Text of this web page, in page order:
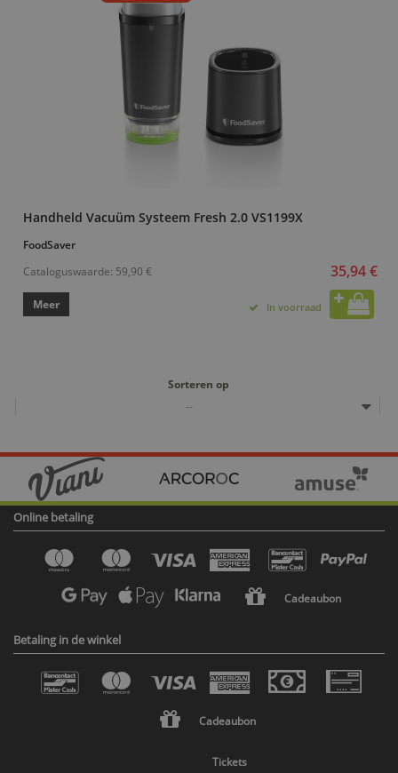
Handheld Vacuüm Systeem Fresh 2.0 VS1199X
FoodSaver
Cataloguswaarde: 59,90 € 35,94 €
Meer In voorraad
Sorteren op
--
Online betaling
Cadeaubon
Betaling in de winkel
Cadeaubon
Tickets